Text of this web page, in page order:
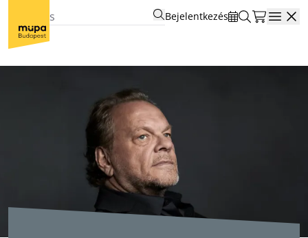
Bejelentkezés